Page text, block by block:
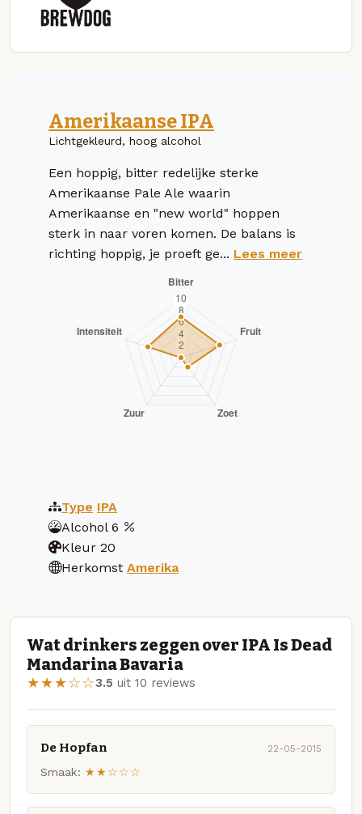
Amerikaanse IPA
Lichtgekleurd, hoog alcohol
Een hoppig, bitter redelijke sterke
Amerikaanse Pale Ale waarin
Amerikaanse en "new world" hoppen
sterk in naar voren komen. De balans is
richting hoppig, je proeft ge... Lees meer
Type IPA
Alcohol 6
Kleur 20
Herkomst Amerika
Wat drinkers zeggen over IPA Is Dead
Mandarina Bavaria
★★★☆☆3.5 uit 10 reviews
De Hopfan 22-05-2015
Smaak: ★★☆☆☆